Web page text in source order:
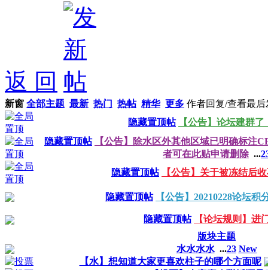
返 回
新窗 全部主题 最新 热门 热帖 精华 更多 作者回复/查看最后
隐藏置顶帖
【公告】论坛建群了
隐藏置顶帖
【公告】除水区外其他区域已明确标注
者可在此贴申请删除 ...2
隐藏置顶帖
【公告】关于被冻结后
隐藏置顶帖 【公告】20210228论坛积
隐藏置顶帖
【论坛规则】进
版块主题
水水水水 ...23 New
【水】想知道大家更喜欢柱子的哪个方面呢